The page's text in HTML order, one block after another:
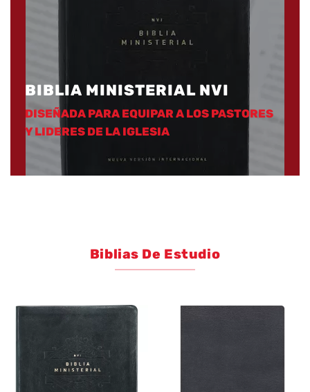
BIBLIA MINISTERIAL NVI
DISEÑADA PARA EQUIPAR A LOS PASTORES
Y LIDERES DE LA IGLESIA
Biblias De Estudio